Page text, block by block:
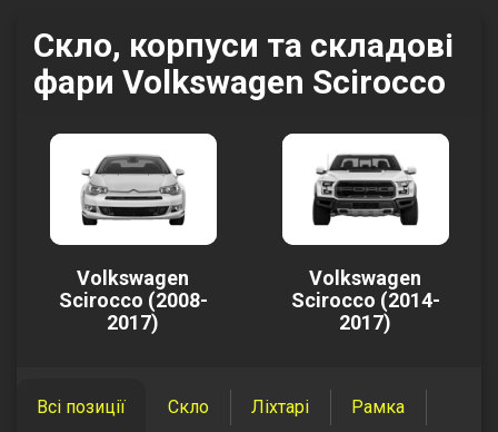
Скло, корпуси та складові
фари Volkswagen Scirocco
Volkswagen
Scirocco (2008-
2017)
Volkswagen
Scirocco (2014-
2017)
Всі позиції Скло Ліхтарі Рамка